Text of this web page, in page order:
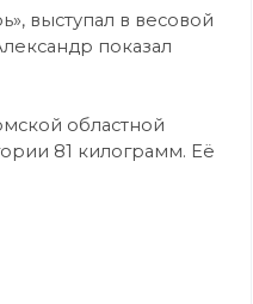
выступал в весовой
показал
областной
81 килограмм. Её